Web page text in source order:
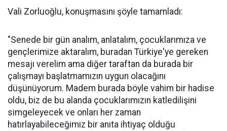
Vali Zorluoğlu, konuşmasını şöyle tamamladı:
"Senede bir gün analım, anlatalım, çocuklarımıza ve
gençlerimize aktaralım, buradan Türkiye'ye gereken
mesajı verelim ama diğer taraftan da burada bir
çalışmayı başlatmamızın uygun olacağını
düşünüyorum. Madem burada böyle vahim bir hadise
oldu, biz de bu alanda çocuklarımızın katledilişini
simgeleyecek ve onları her zaman
hatırlayabileceğimiz bir anıta ihtiyaç olduğu